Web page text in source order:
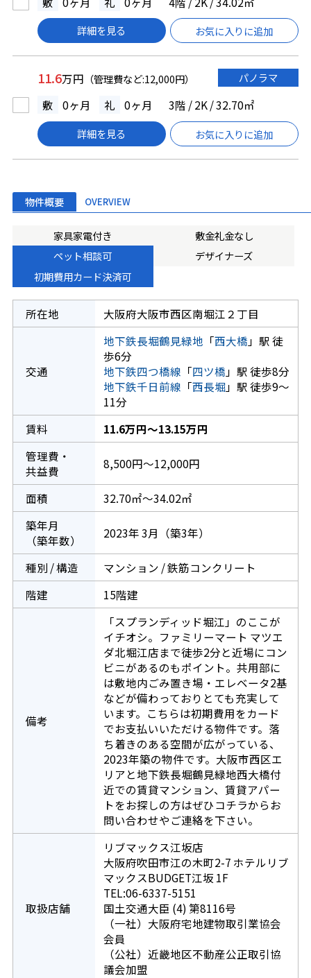
詳細を見る お気に入りに追加
11.6万円 （管理費など:12,000円） パノラマ
敷 0ヶ月 礼 0ヶ月 3階 / 2K / 32.70㎡
詳細を見る お気に入りに追加
物件概要 OVERVIEW
家具家電付き
敷金礼金なし
ペット相談可
デザイナーズ
初期費用カード決済可
所在地 大阪府大阪市西区南堀江２丁目
交通
地下鉄長堀鶴見緑地 「西大橋 」駅 徒
歩6分
地下鉄四つ橋線 「四ツ橋 」駅 徒歩8分
地下鉄千日前線 「西長堀」駅 徒歩9～
11分
賃料
11.6万円～13.15万円
管理費・
共益費
8,500円～12,000円
面積
32.70㎡～34.02㎡
築年月
（築年数）
2023年 3月（築3年）
種別 / 構造
マンション / 鉄筋コンクリート
階建
15階建
備考
「スプランディッド堀江」のここが
イチオシ。ファミリーマート マツエ
ダ北堀江店まで徒歩2分と近場にコン
ビニがあるのもポイント。共用部に
は敷地内ごみ置き場・エレベータ2基
などが備わっておりとても充実して
います。こちらは初期費用をカード
でお支払いいただける物件です。落
ち着きのある空間が広がっている、
2023年築の物件です。大阪市西区エ
リアと地下鉄長堀鶴見緑地西大橋付
近での賃貸マンション、賃貸アパー
トをお探しの方はぜひコチラからお
問い合わせやご連絡を下さい。
取扱店舗
リブマックス江坂店
大阪府吹田市江の木町2-7 ホテルリブ
マックスBUDGET江坂 1F
TEL:06-6337-5151
国土交通大臣 (4) 第8116号
（一社）大阪府宅地建物取引業協会
会員
（公社）近畿地区不動産公正取引協
議会加盟